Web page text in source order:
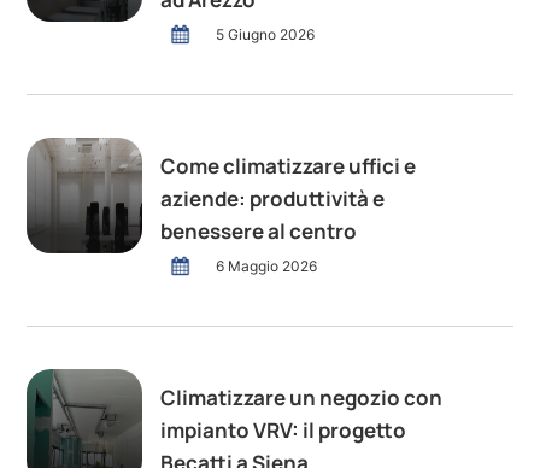
5 Giugno 2026
Come climatizzare uffici e
aziende: produttività e
benessere al centro
6 Maggio 2026
Climatizzare un negozio con
impianto VRV: il progetto
Becatti a Siena